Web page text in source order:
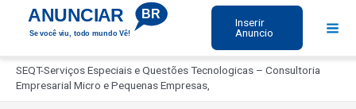
conteúdo
ANUNCIAR BR
Se você viu, todo mundo Vê!
Inserir
Anuncio
SEQT-Serviços Especiais e Questões Tecnologicas – Consultoria
Empresarial Micro e Pequenas Empresas,